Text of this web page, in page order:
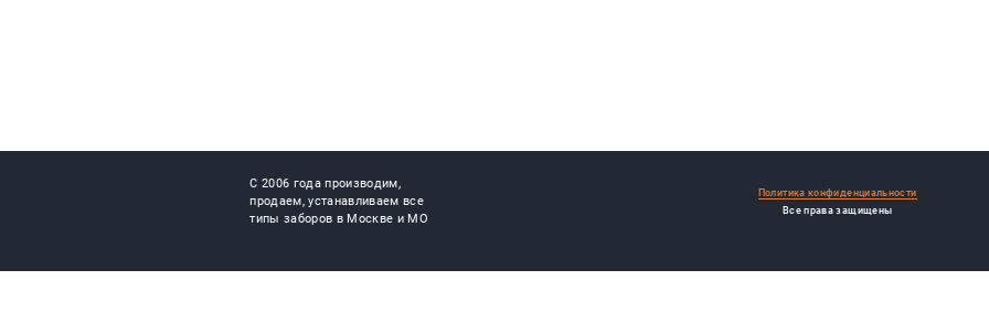
С 2006 года производим,
продаем, устанавливаем все
типы заборов в Москве и МО
Политика конфиденциальности
Все права защищены